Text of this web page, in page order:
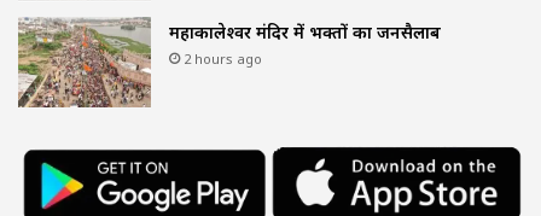
महाकालेश्वर मंदिर में भक्तों का जनसैलाब
2 hours ago